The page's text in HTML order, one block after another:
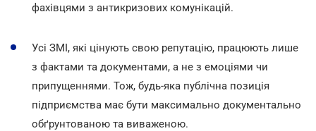
фахівцями з антикризових комунікацій.
Усі ЗМІ, які цінують свою репутацію, працюють лише
з фактами та документами, а не з емоціями чи
припущеннями. Тож, будь-яка публічна позиція
підприємства має бути максимально документально
обґрунтованою та виваженою.